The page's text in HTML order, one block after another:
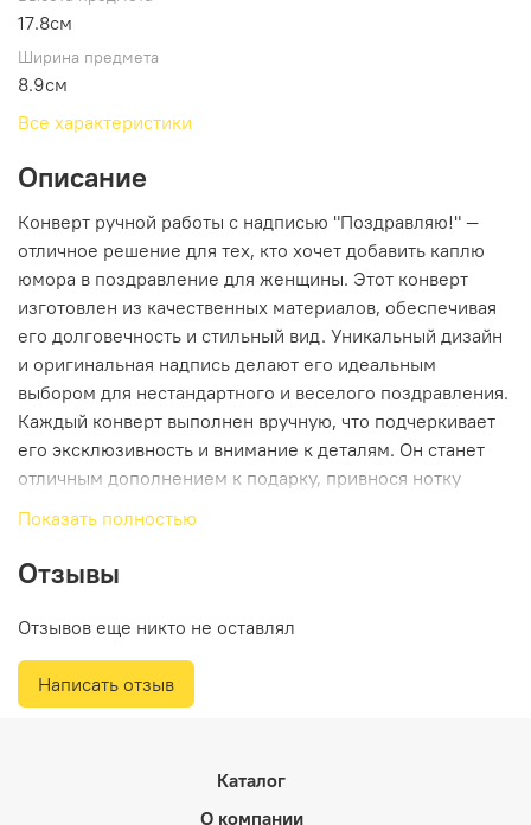
17.8см
Ширина предмета
8.9см
Все характеристики
Описание
Конверт ручной работы с надписью "Поздравляю!" —
отличное решение для тех, кто хочет добавить каплю
юмора в поздравление для женщины. Этот конверт
изготовлен из качественных материалов, обеспечивая
его долговечность и стильный вид. Уникальный дизайн
и оригинальная надпись делают его идеальным
выбором для нестандартного и веселого поздравления.
Каждый конверт выполнен вручную, что подчеркивает
его эксклюзивность и внимание к деталям. Он станет
отличным дополнением к подарку, привнося нотку
веселья и креативности в ваш праздник. Подарите
оригинальным конвертом. Он подчеркнёт ваше
ещё более запоминающимся.
Показать полностью
Отзывы
Отзывов еще никто не оставлял
Написать отзыв
Каталог
О компании